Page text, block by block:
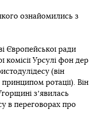
ознайомились з
Європейської ради
комісії Урсулі фон дер
(він
ротації). Він
зʼявилась
в переговорах про